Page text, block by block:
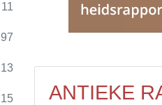
11
97
13
15 ANTIEKE